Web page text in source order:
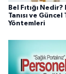
Bel Fıtığı
Tanısı ve Güncel
Yöntemleri